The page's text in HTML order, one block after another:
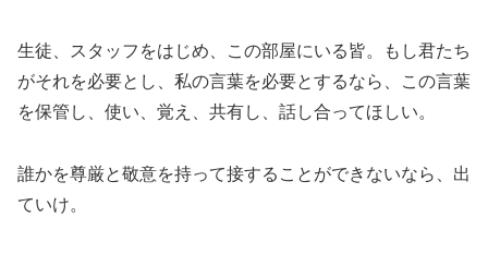
生徒、スタッフをはじめ、この部屋にいる皆。もし君たち
がそれを必要とし、私の言葉を必要とするなら、この言葉
を保管し、使い、覚え、共有し、話し合ってほしい。
誰かを尊厳と敬意を持って接することができないなら、出
ていけ。